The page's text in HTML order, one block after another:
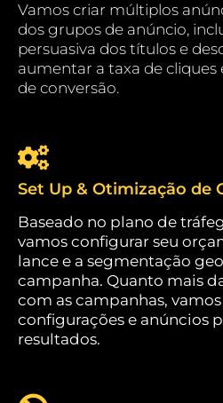
Vamos criar múltiplos
dos grupos de anúncio,
persuasiva dos títulos e
aumentar a taxa de cliques
de conversão.
Set Up & Otimização de
Baseado no plano de
vamos configurar seu
lance e a segmentação
campanha. Quanto mais
com as campanhas,
configurações e anúncios
resultados.